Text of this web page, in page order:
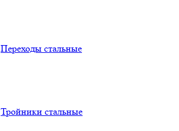
Переходы стальные
Тройники стальные